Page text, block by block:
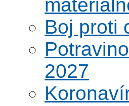
Boj proti
2027